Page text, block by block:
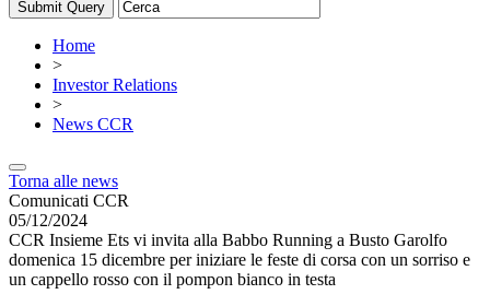
Home
>
Investor Relations
>
News CCR
Torna alle news
Comunicati CCR
05/12/2024
CCR Insieme Ets vi invita alla Babbo Running a Busto Garolfo
domenica 15 dicembre per iniziare le feste di corsa con un sorriso e
un cappello rosso con il pompon bianco in testa